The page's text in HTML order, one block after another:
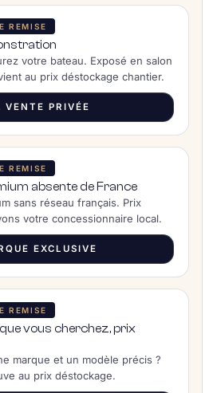
REMISE
votre bateau. Exposé en salon
au prix déstockage chantier.
VENTE PRIVÉE
REMISE
absente de France
sans réseau français. Prix
votre concessionnaire local.
EXCLUSIVE
REMISE
vous cherchez, prix
marque et un modèle précis ?
au prix déstockage.